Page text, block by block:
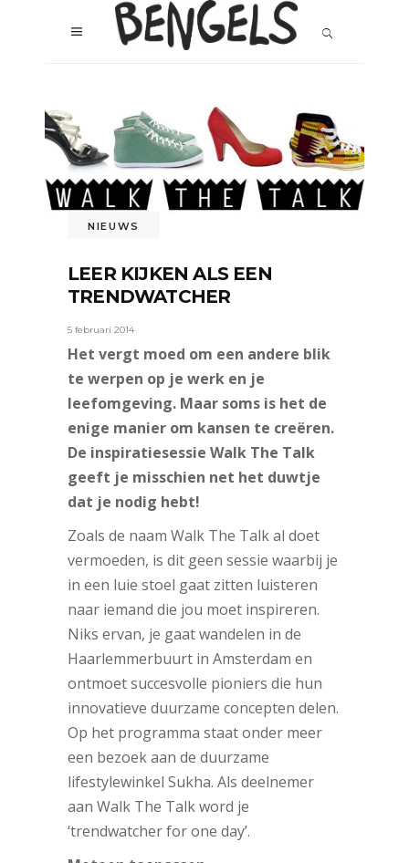
NIEUWS
LEER KIJKEN ALS EEN
TRENDWATCHER
5 februari 2014
Het vergt moed om een andere blik
te werpen op je werk en je
leefomgeving. Maar soms is het de
enige manier om kansen te creëren.
De inspiratiesessie Walk The Talk
geeft je misschien net het duwtje
dat je nodig hebt!
Zoals de naam Walk The Talk al doet
vermoeden, is dit geen sessie waarbij je
in een luie stoel gaat zitten luisteren
naar iemand die jou moet inspireren.
Niks ervan, je gaat wandelen in de
Haarlemmerbuurt in Amsterdam en
ontmoet succesvolle pioniers die hun
innovatieve duurzame concepten delen.
Op het programma staat onder meer
een bezoek aan de duurzame
lifestylewinkel Sukha. Als deelnemer
aan Walk The Talk word je
‘trendwatcher for one day’.